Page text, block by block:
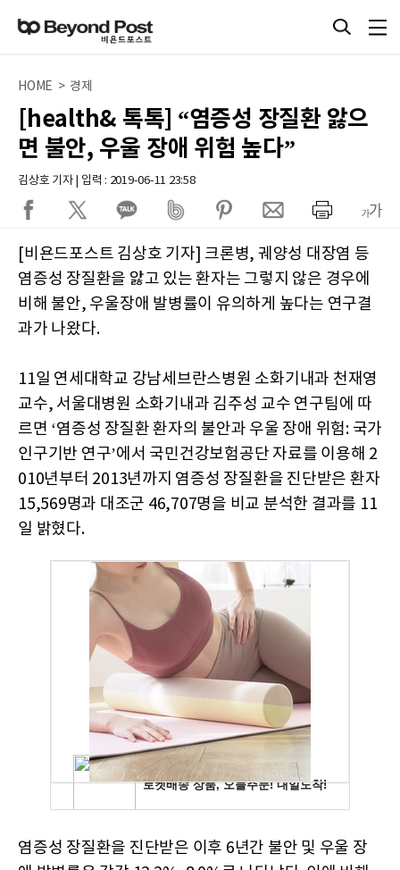
HOME > 경제
[health& 톡톡] “염증성 장질환 앓으
면 불안, 우울 장애 위험 높다”
김상호 기자 | 입력 : 2019-06-11 23:58
[비욘드포스트 김상호 기자] 크론병, 궤양성 대장염 등
염증성 장질환을 앓고 있는 환자는 그렇지 않은 경우에
비해 불안, 우울장애 발병률이 유의하게 높다는 연구결
과가 나왔다.
11일 연세대학교 강남세브란스병원 소화기내과 천재영
교수, 서울대병원 소화기내과 김주성 교수 연구팀에 따
르면 ‘염증성 장질환 환자의 불안과 우울 장애 위험: 국가
인구기반 연구’에서 국민건강보험공단 자료를 이용해 2
010년부터 2013년까지 염증성 장질환을 진단받은 환자
15,569명과 대조군 46,707명을 비교 분석한 결과를 11
일 밝혔다.
염증성 장질환을 진단받은 이후 6년간 불안 및 우울 장